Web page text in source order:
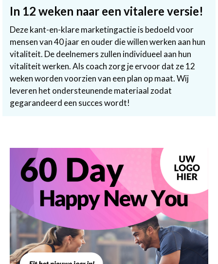
In 12 weken naar een vitalere versie!
Deze kant-en-klare marketingactie is bedoeld voor
mensen van 40 jaar en ouder die willen werken aan hun
vitaliteit. De deelnemers zullen individueel aan hun
vitaliteit werken. Als coach zorg je ervoor dat ze 12
weken worden voorzien van een plan op maat. Wij
leveren het ondersteunende materiaal zodat
gegarandeerd een succes wordt!